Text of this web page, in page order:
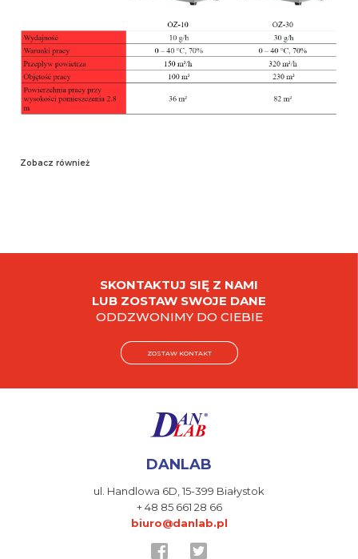
Zobacz również
SKONTAKTUJ SIĘ Z NAMI
LUB ZOSTAW SWOJE DANE
ODDZWONIMY DO CIEBIE
ZOSTAW KONTAKT
DANLAB
ul. Handlowa 6D, 15-399 Białystok
+ 48 85 661 28 66
biuro@danlab.pl